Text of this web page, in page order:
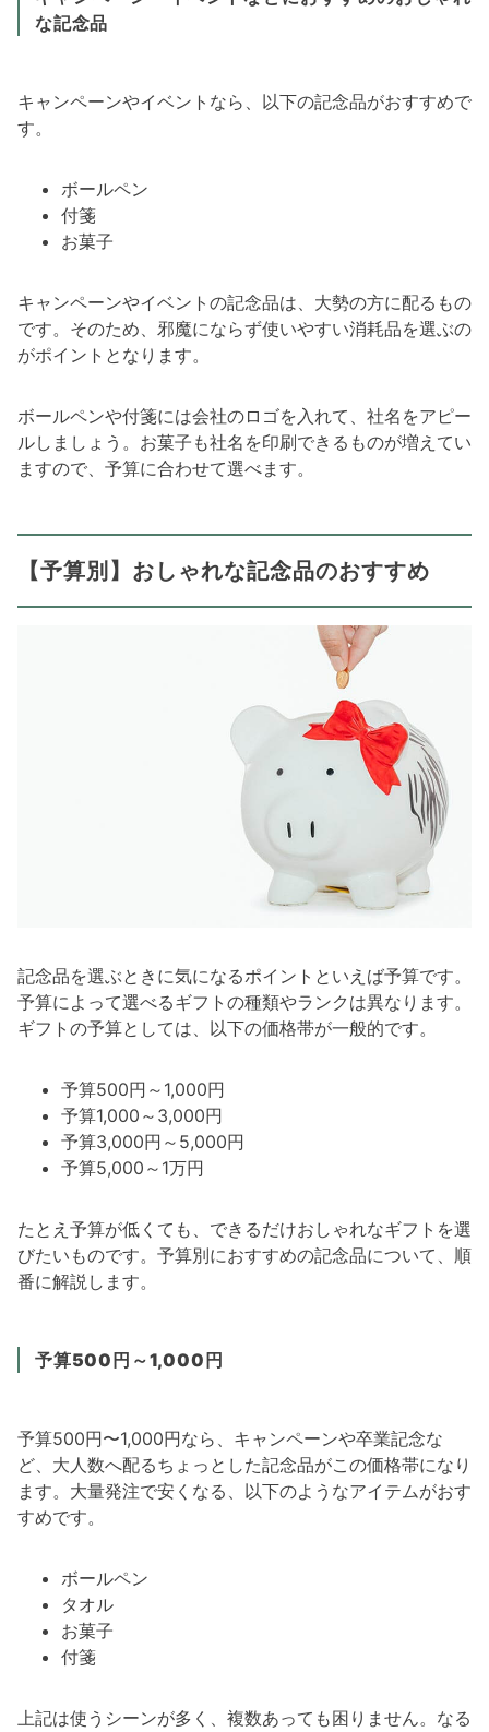
な記念品
キャンペーンやイベントなら、以下の記念品がおすすめで
す。
ボールペン
付箋
お菓子
キャンペーンやイベントの記念品は、大勢の方に配るもの
です。そのため、邪魔にならず使いやすい消耗品を選ぶの
がポイントとなります。
ボールペンや付箋には会社のロゴを入れて、社名をアピー
ルしましょう。お菓子も社名を印刷できるものが増えてい
ますので、予算に合わせて選べます。
【予算別】おしゃれな記念品のおすすめ
記念品を選ぶときに気になるポイントといえば予算です。
予算によって選べるギフトの種類やランクは異なります。
ギフトの予算としては、以下の価格帯が一般的です。
予算500円～1,000円
予算1,000～3,000円
予算3,000円～5,000円
予算5,000～1万円
たとえ予算が低くても、できるだけおしゃれなギフトを選
びたいものです。予算別におすすめの記念品について、順
番に解説します。
予算500円～1,000円
予算500円〜1,000円なら、キャンペーンや卒業記念な
ど、大人数へ配るちょっとした記念品がこの価格帯になり
ます。大量発注で安くなる、以下のようなアイテムがおす
すめです。
ボールペン
タオル
お菓子
付箋
上記は使うシーンが多く、複数あっても困りません。なる